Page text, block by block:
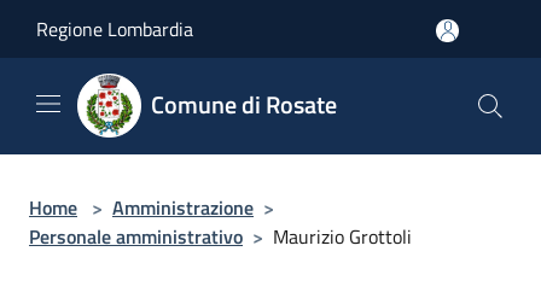
Regione Lombardia
Comune di Rosate
Home > Amministrazione >
Personale amministrativo > Maurizio Grottoli